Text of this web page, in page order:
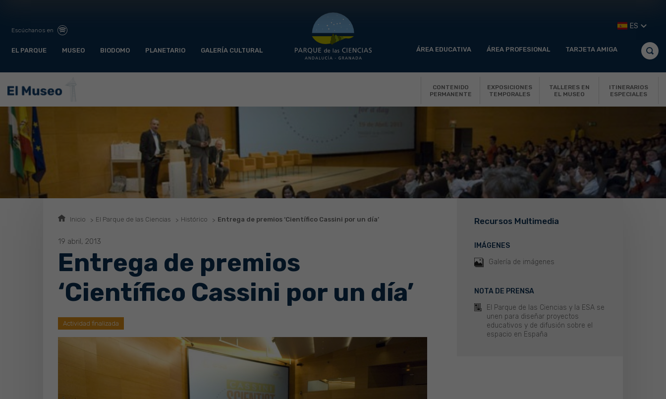
Escúchanos en
EL PARQUE MUSEO BIODOMO PLANETARIO GALERÍA CULTURAL ÁREA EDUCATIVA ÁREA PROFESIONAL TARJETA AMIGA
ES
CONTENIDO
PERMANENTE
EXPOSICIONES
TEMPORALES
TALLERES EN
EL MUSEO
ITINERARIOS
ESPECIALES
Inicio El Parque de las Ciencias Histórico Entrega de premios ‘Científico Cassini por un día’
19 abril, 2013
Entrega de premios
‘Científico Cassini por un día’
Actividad finalizada
Recursos Multimedia
IMÁGENES
Galería de imágenes
NOTA DE PRENSA
El Parque de las Ciencias y la ESA se
unen para diseñar proyectos
educativos y de difusión sobre el
espacio en España